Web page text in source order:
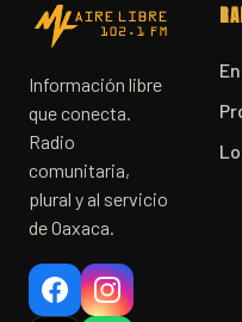
Información libre
que conecta.
Radio
comunitaria,
plural y al servicio
de Oaxaca.